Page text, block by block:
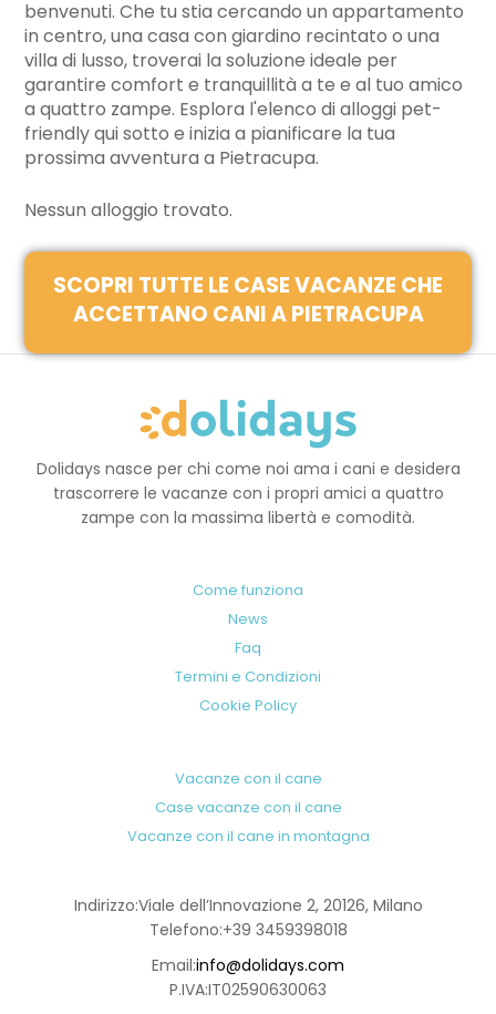
benvenuti. Che tu stia cercando un appartamento
in centro, una casa con giardino recintato o una
villa di lusso, troverai la soluzione ideale per
garantire comfort e tranquillità a te e al tuo amico
a quattro zampe. Esplora l'elenco di alloggi pet-
friendly qui sotto e inizia a pianificare la tua
prossima avventura a Pietracupa.
Nessun alloggio trovato.
SCOPRI TUTTE LE CASE VACANZE CHE
ACCETTANO CANI A PIETRACUPA
Dolidays nasce per chi come noi ama i cani e desidera
trascorrere le vacanze con i propri amici a quattro
zampe con la massima libertà e comodità.
Come funziona
News
Faq
Termini e Condizioni
Cookie Policy
Vacanze con il cane
Case vacanze con il cane
Vacanze con il cane in montagna
Indirizzo:Viale dell’Innovazione 2, 20126, Milano
Telefono:+39 3459398018
Email:info@dolidays.com
P.IVA:IT02590630063